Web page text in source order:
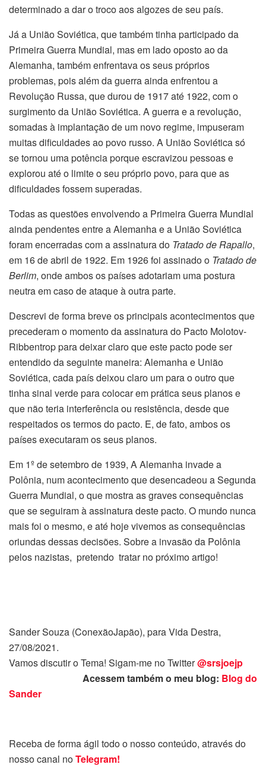
determinado a dar o troco aos algozes de seu país.
Já a União Soviética, que também tinha participado da
Primeira Guerra Mundial, mas em lado oposto ao da
Alemanha, também enfrentava os seus próprios
problemas, pois além da guerra ainda enfrentou a
Revolução Russa, que durou de 1917 até 1922, com o
surgimento da União Soviética. A guerra e a revolução,
somadas à implantação de um novo regime, impuseram
muitas dificuldades ao povo russo. A União Soviética só
se tornou uma potência porque escravizou pessoas e
explorou até o limite o seu próprio povo, para que as
dificuldades fossem superadas.
Todas as questões envolvendo a Primeira Guerra Mundial
ainda pendentes entre a Alemanha e a União Soviética
foram encerradas com a assinatura do Tratado de Rapallo,
em 16 de abril de 1922. Em 1926 foi assinado o Tratado de
Berlim, onde ambos os países adotariam uma postura
neutra em caso de ataque à outra parte.
Descrevi de forma breve os principais acontecimentos que
precederam o momento da assinatura do Pacto Molotov-
Ribbentrop para deixar claro que este pacto pode ser
entendido da seguinte maneira: Alemanha e União
Soviética, cada país deixou claro um para o outro que
tinha sinal verde para colocar em prática seus planos e
que não teria interferência ou resistência, desde que
respeitados os termos do pacto. E, de fato, ambos os
países executaram os seus planos.
Em 1º de setembro de 1939, A Alemanha invade a
Polônia, num acontecimento que desencadeou a Segunda
Guerra Mundial, o que mostra as graves consequências
que se seguiram à assinatura deste pacto. O mundo nunca
mais foi o mesmo, e até hoje vivemos as consequências
oriundas dessas decisões. Sobre a invasão da Polônia
pelos nazistas, pretendo tratar no próximo artigo!
Sander Souza (ConexãoJapão), para Vida Destra,
27/08/2021.
Vamos discutir o Tema! Sigam-me no Twitter@srsjoejp
Acessem também o meu blog: Blog do
Sander
Receba de forma ágil todo o nosso conteúdo, através do
nosso canal noTelegram!